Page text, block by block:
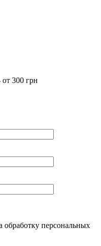
300 грн
персональных